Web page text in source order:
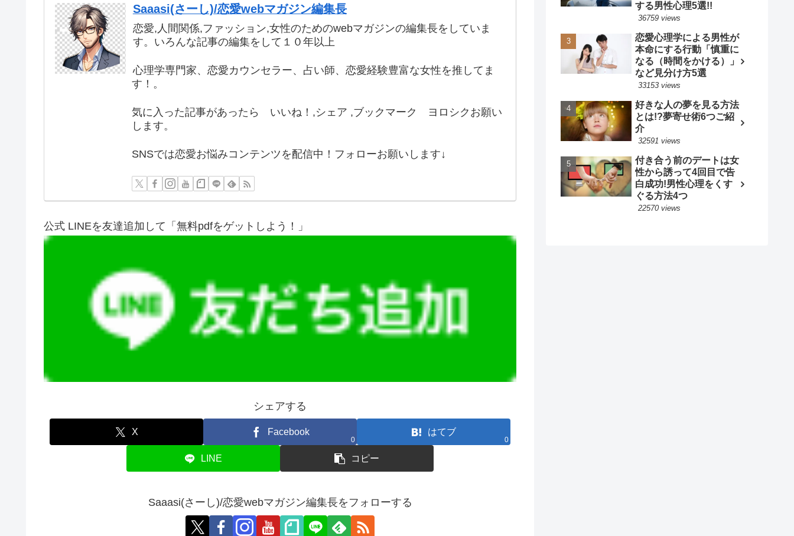
Saaasi(さーし)/恋愛webマガジン編集長
恋愛,人間関係,ファッション,女性のためのwebマガジンの編集長をしていま
す。いろんな記事の編集をして１０年以上
心理学専門家、恋愛カウンセラー、占い師、恋愛経験豊富な女性を推してま
す！。
気に入った記事があったら いいね！,シェア ,ブックマーク ヨロシクお願い
します。
SNSでは恋愛お悩みコンテンツを配信中！フォローお願いします↓
公式 LINEを友達追加して「無料pdfをゲットしよう！」
シェアする
X Facebook
0
はてブ
0
LINE コピー
Saaasi(さーし)/恋愛webマガジン編集長をフォローする
する男性心理5選!!
36759 views
恋愛心理学による男性が
本命にする行動「慎重に
なる（時間をかける）」
など見分け方5選
33153 views
好きな人の夢を見る方法
とは!?夢寄せ術6つご紹
介
32591 views
付き合う前のデートは女
性から誘って4回目で告
白成功!男性心理をくす
ぐる方法4つ
22570 views